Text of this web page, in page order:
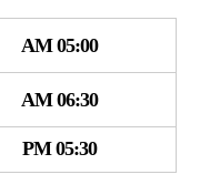
AM 05:00
AM 06:30
PM 05:30